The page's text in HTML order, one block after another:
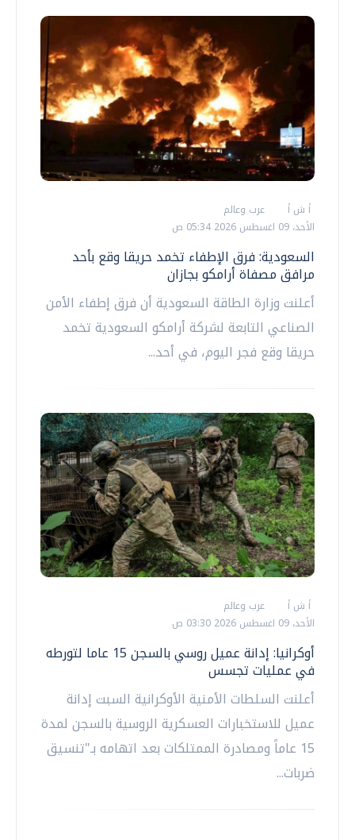
أ ش أ
عرب وعالم
الأحد، 09 اغسطس 2026 05:34 ص
السعودية: فرق الإطفاء تخمد حريقا وقع بأحد
مرافق مصفاة أرامكو بجازان
أعلنت وزارة الطاقة السعودية أن فرق إطفاء الأمن
الصناعي التابعة لشركة أرامكو السعودية تخمد
حريقا وقع فجر اليوم، في أحد...
أ ش أ
عرب وعالم
الأحد، 09 اغسطس 2026 03:30 ص
أوكرانيا: إدانة عميل روسي بالسجن 15 عاما لتورطه
في عمليات تجسس
أعلنت السلطات الأمنية الأوكرانية السبت إدانة
عميل للاستخبارات العسكرية الروسية بالسجن لمدة
15 عاماً ومصادرة الممتلكات بعد اتهامه بـ"تنسيق
ضربات...